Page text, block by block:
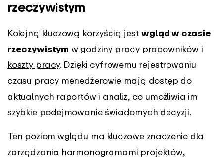
rzeczywistym
Kolejną kluczową korzyścią jestwgląd w czasie
rzeczywistym w godziny pracy pracowników i
koszty pracy. Dzięki cyfrowemu rejestrowaniu
czasu pracy menedżerowie mają dostęp do
aktualnych raportów i analiz, co umożliwia im
szybkie podejmowanie świadomych decyzji.
Ten poziom wglądu ma kluczowe znaczenie dla
zarządzania harmonogramami projektów,